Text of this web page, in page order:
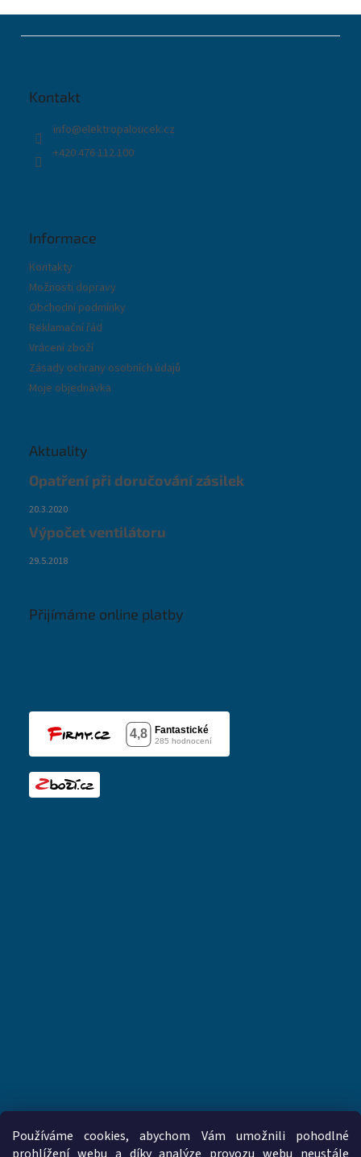
Používáme cookies, abychom Vám umožnili pohodlné
Kontakt
info@elektropaloucek.cz
+420 476 112 100
Informace
Kontakty
Možnosti dopravy
Obchodní podmínky
Reklamační řád
Vrácení zboží
Zásady ochrany osobních údajů
Moje objednávka
Aktuality
Opatření při doručování zásilek
20.3.2020
Výpočet ventilátoru
29.5.2018
Přijímáme online platby